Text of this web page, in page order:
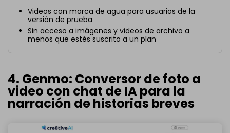
Videos con marca de agua para usuarios de la
versión de prueba
Sin acceso a imágenes y videos de archivo a
menos que estés suscrito a un plan
4. Genmo: Conversor de foto a
video con chat de IA para la
narración de historias breves